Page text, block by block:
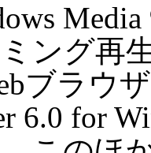
ミング再
ブラウ
6.0 for